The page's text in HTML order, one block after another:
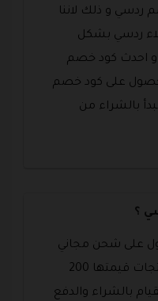
و ذلك لاننا
ردسي بشكل
احدث كود خصم
على كود خصم
بالشراء من
؟
على شحن مجاني
بالكامل حين تقوم بشراء منتجات قيمتها 200
بالشراء والدفع